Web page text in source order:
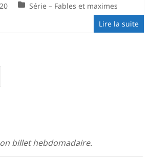
Série – Fables et maximes
Lire la suite
billet hebdomadaire.